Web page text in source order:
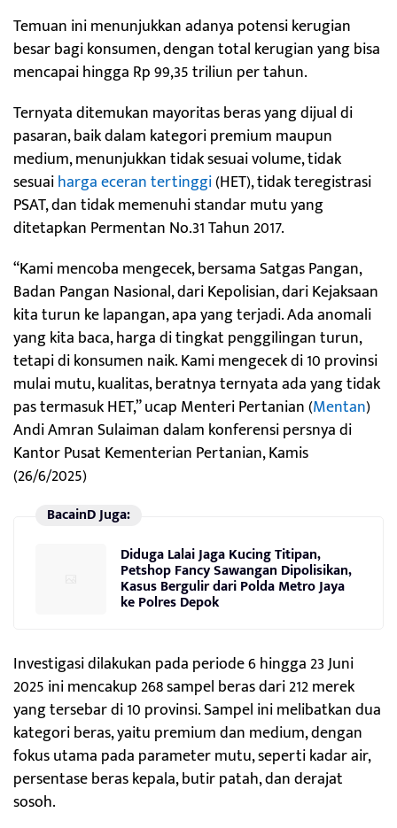
Temuan ini menunjukkan adanya potensi kerugian
besar bagi konsumen, dengan total kerugian yang bisa
mencapai hingga Rp 99,35 triliun per tahun.
Ternyata ditemukan mayoritas beras yang dijual di
pasaran, baik dalam kategori premium maupun
medium, menunjukkan tidak sesuai volume, tidak
sesuaiharga eceran tertinggi(HET), tidak teregistrasi
PSAT, dan tidak memenuhi standar mutu yang
ditetapkan Permentan No.31 Tahun 2017.
“Kami mencoba mengecek, bersama Satgas Pangan,
Badan Pangan Nasional, dari Kepolisian, dari Kejaksaan
kita turun ke lapangan, apa yang terjadi. Ada anomali
yang kita baca, harga di tingkat penggilingan turun,
tetapi di konsumen naik. Kami mengecek di 10 provinsi
mulai mutu, kualitas, beratnya ternyata ada yang tidak
pas termasuk HET,” ucap Menteri Pertanian (Mentan)
Andi Amran Sulaiman dalam konferensi persnya di
Kantor Pusat Kementerian Pertanian, Kamis
(26/6/2025)
BacainD Juga:
Diduga Lalai Jaga Kucing Titipan,
Petshop Fancy Sawangan Dipolisikan,
Kasus Bergulir dari Polda Metro Jaya
ke Polres Depok
Investigasi dilakukan pada periode 6 hingga 23 Juni
2025 ini mencakup 268 sampel beras dari 212 merek
yang tersebar di 10 provinsi. Sampel ini melibatkan dua
kategori beras, yaitu premium dan medium, dengan
fokus utama pada parameter mutu, seperti kadar air,
persentase beras kepala, butir patah, dan derajat
sosoh.